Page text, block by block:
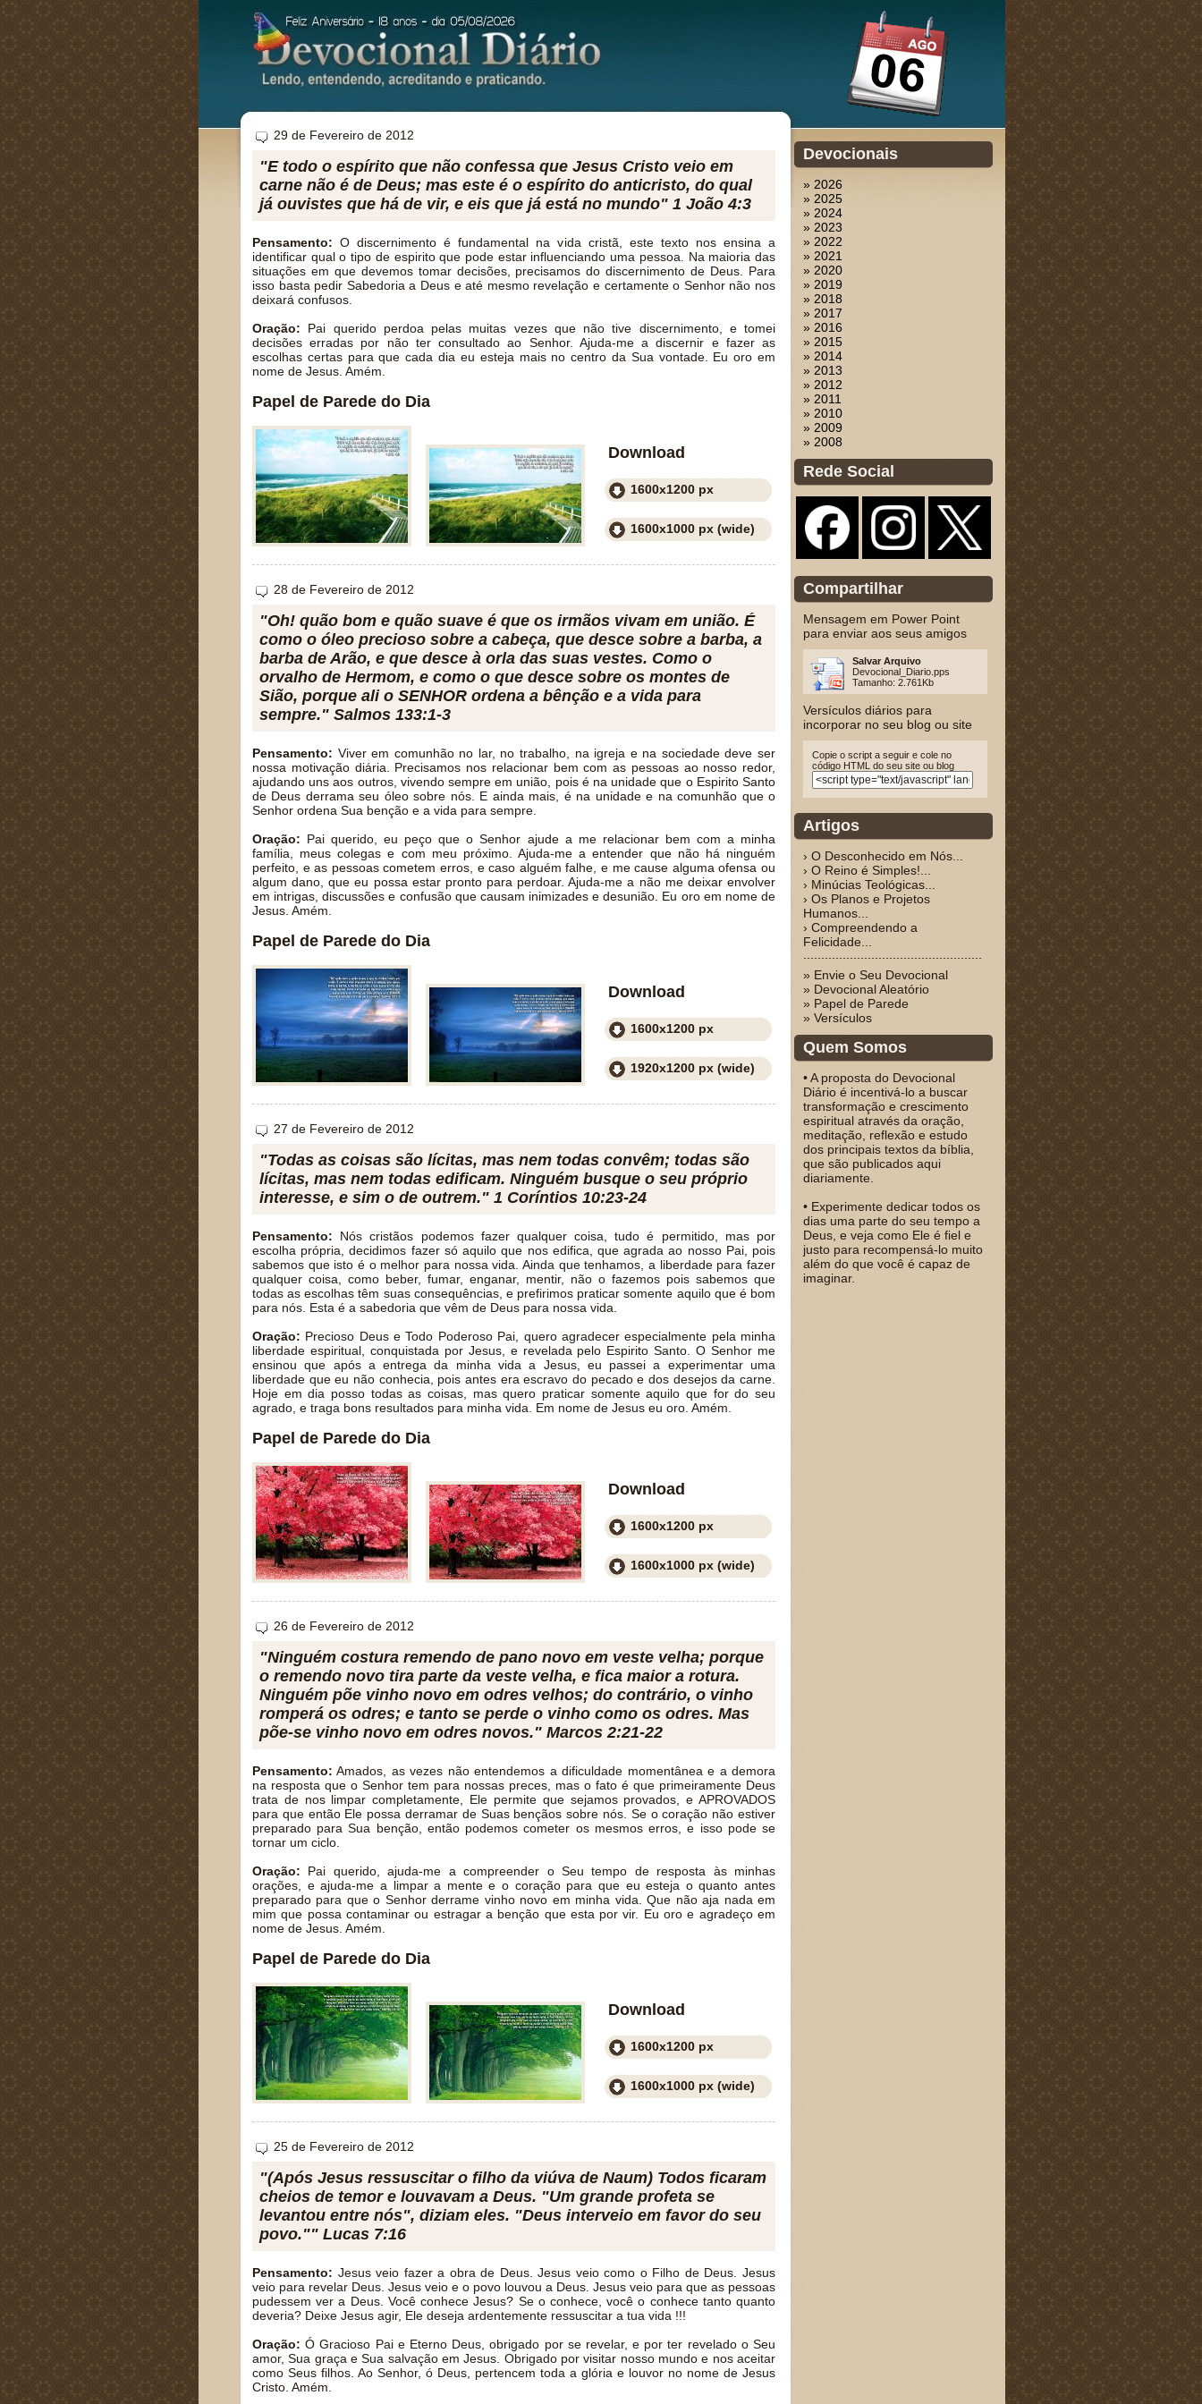
29 de Fevereiro de 2012
"E todo o espírito que não confessa que Jesus Cristo veio em
carne não é de Deus; mas este é o espírito do anticristo, do qual
já ouvistes que há de vir, e eis que já está no mundo" 1 João 4:3
Pensamento: O discernimento é fundamental na vida cristã, este texto nos ensina a
identificar qual o tipo de espirito que pode estar influenciando uma pessoa. Na maioria das
situações em que devemos tomar decisões, precisamos do discernimento de Deus. Para
isso basta pedir Sabedoria a Deus e até mesmo revelação e certamente o Senhor não nos
deixará confusos.
Oração: Pai querido perdoa pelas muitas vezes que não tive discernimento, e tomei
decisões erradas por não ter consultado ao Senhor. Ajuda-me a discernir e fazer as
escolhas certas para que cada dia eu esteja mais no centro da Sua vontade. Eu oro em
nome de Jesus. Amém.
Papel de Parede do Dia
Download
1600x1200 px
1600x1000 px (wide)
28 de Fevereiro de 2012
"Oh! quão bom e quão suave é que os irmãos vivam em união. É
como o óleo precioso sobre a cabeça, que desce sobre a barba, a
barba de Arão, e que desce à orla das suas vestes. Como o
orvalho de Hermom, e como o que desce sobre os montes de
Sião, porque ali o SENHOR ordena a bênção e a vida para
sempre." Salmos 133:1-3
Pensamento: Viver em comunhão no lar, no trabalho, na igreja e na sociedade deve ser
nossa motivação diária. Precisamos nos relacionar bem com as pessoas ao nosso redor,
ajudando uns aos outros, vivendo sempre em união, pois é na unidade que o Espirito Santo
de Deus derrama seu óleo sobre nós. E ainda mais, é na unidade e na comunhão que o
Senhor ordena Sua benção e a vida para sempre.
Oração: Pai querido, eu peço que o Senhor ajude a me relacionar bem com a minha
família, meus colegas e com meu próximo. Ajuda-me a entender que não há ninguém
perfeito, e as pessoas cometem erros, e caso alguém falhe, e me cause alguma ofensa ou
algum dano, que eu possa estar pronto para perdoar. Ajuda-me a não me deixar envolver
em intrigas, discussões e confusão que causam inimizades e desunião. Eu oro em nome de
Jesus. Amém.
Papel de Parede do Dia
Download
1600x1200 px
1920x1200 px (wide)
27 de Fevereiro de 2012
"Todas as coisas são lícitas, mas nem todas convêm; todas são
lícitas, mas nem todas edificam. Ninguém busque o seu próprio
interesse, e sim o de outrem." 1 Coríntios 10:23-24
Pensamento: Nós cristãos podemos fazer qualquer coisa, tudo é permitido, mas por
escolha própria, decidimos fazer só aquilo que nos edifica, que agrada ao nosso Pai, pois
sabemos que isto é o melhor para nossa vida. Ainda que tenhamos, a liberdade para fazer
qualquer coisa, como beber, fumar, enganar, mentir, não o fazemos pois sabemos que
todas as escolhas têm suas consequências, e prefirimos praticar somente aquilo que é bom
para nós. Esta é a sabedoria que vêm de Deus para nossa vida.
Oração: Precioso Deus e Todo Poderoso Pai, quero agradecer especialmente pela minha
liberdade espiritual, conquistada por Jesus, e revelada pelo Espirito Santo. O Senhor me
ensinou que após a entrega da minha vida a Jesus, eu passei a experimentar uma
liberdade que eu não conhecia, pois antes era escravo do pecado e dos desejos da carne.
Hoje em dia posso todas as coisas, mas quero praticar somente aquilo que for do seu
agrado, e traga bons resultados para minha vida. Em nome de Jesus eu oro. Amém.
Papel de Parede do Dia
Download
1600x1200 px
1600x1000 px (wide)
26 de Fevereiro de 2012
"Ninguém costura remendo de pano novo em veste velha; porque
o remendo novo tira parte da veste velha, e fica maior a rotura.
Ninguém põe vinho novo em odres velhos; do contrário, o vinho
romperá os odres; e tanto se perde o vinho como os odres. Mas
põe-se vinho novo em odres novos." Marcos 2:21-22
Pensamento: Amados, as vezes não entendemos a dificuldade momentânea e a demora
na resposta que o Senhor tem para nossas preces, mas o fato é que primeiramente Deus
trata de nos limpar completamente, Ele permite que sejamos provados, e APROVADOS
para que então Ele possa derramar de Suas bençãos sobre nós. Se o coração não estiver
preparado para Sua benção, então podemos cometer os mesmos erros, e isso pode se
tornar um ciclo.
Oração: Pai querido, ajuda-me a compreender o Seu tempo de resposta às minhas
orações, e ajuda-me a limpar a mente e o coração para que eu esteja o quanto antes
preparado para que o Senhor derrame vinho novo em minha vida. Que não aja nada em
mim que possa contaminar ou estragar a benção que esta por vir. Eu oro e agradeço em
nome de Jesus. Amém.
Papel de Parede do Dia
Download
1600x1200 px
1600x1000 px (wide)
25 de Fevereiro de 2012
"(Após Jesus ressuscitar o filho da viúva de Naum) Todos ficaram
cheios de temor e louvavam a Deus. "Um grande profeta se
levantou entre nós", diziam eles. "Deus interveio em favor do seu
povo."" Lucas 7:16
Pensamento: Jesus veio fazer a obra de Deus. Jesus veio como o Filho de Deus. Jesus
veio para revelar Deus. Jesus veio e o povo louvou a Deus. Jesus veio para que as pessoas
pudessem ver a Deus. Você conhece Jesus? Se o conhece, você o conhece tanto quanto
deveria? Deixe Jesus agir, Ele deseja ardentemente ressuscitar a tua vida !!!
Oração: Ó Gracioso Pai e Eterno Deus, obrigado por se revelar, e por ter revelado o Seu
amor, Sua graça e Sua salvação em Jesus. Obrigado por visitar nosso mundo e nos aceitar
como Seus filhos. Ao Senhor, ó Deus, pertencem toda a glória e louvor no nome de Jesus
Cristo. Amém.
Devocionais
» 2026
» 2025
» 2024
» 2023
» 2022
» 2021
» 2020
» 2019
» 2018
» 2017
» 2016
» 2015
» 2014
» 2013
» 2012
» 2011
» 2010
» 2009
» 2008
Rede Social
Compartilhar
Mensagem em Power Point
para enviar aos seus amigos
Salvar Arquivo
Devocional_Diario.pps
Tamanho: 2.761Kb
Versículos diários para
incorporar no seu blog ou site
Copie o script a seguir e cole no
código HTML do seu site ou blog
Artigos
› O Desconhecido em Nós...
› O Reino é Simples!...
› Minúcias Teológicas...
› Os Planos e Projetos
Humanos...
› Compreendendo a
Felicidade...
» Envie o Seu Devocional
» Devocional Aleatório
» Papel de Parede
» Versículos
Quem Somos
• A proposta do Devocional
Diário é incentivá-lo a buscar
transformação e crescimento
espiritual através da oração,
meditação, reflexão e estudo
dos principais textos da bíblia,
que são publicados aqui
diariamente.
• Experimente dedicar todos os
dias uma parte do seu tempo a
Deus, e veja como Ele é fiel e
justo para recompensá-lo muito
além do que você é capaz de
imaginar.